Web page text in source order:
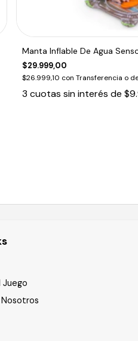
Manta Inflable De Agua
$29.999,00
$26.999,10 con Transferencia o
3 cuotas sin interés de
Juego
Nosotros